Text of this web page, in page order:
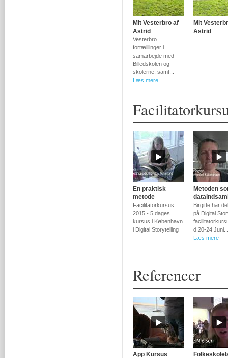
Mit Vesterbro af
Astrid
Vesterbro
fortælllinger i
samarbejde med
Billedskolen og
skolerne, samt...
Læs mere
Mit
Astrid
En praktisk
metode
Facilitatorkursus
2015 - 5 dages
kursus i København
i Digital Storytelling
Metoden
Birgitte har
på Digital
d.20-24 Juni...
Læs mere
Referencer
App Kursus